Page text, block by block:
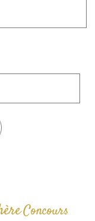
Concours